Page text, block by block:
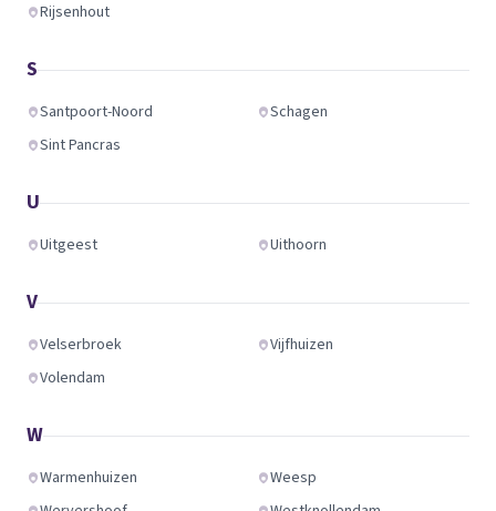
Rijsenhout
S
Santpoort-Noord
Schagen
Sint Pancras
U
Uitgeest Uithoorn
V
Velserbroek
Vijfhuizen
Volendam
W
Warmenhuizen
Weesp